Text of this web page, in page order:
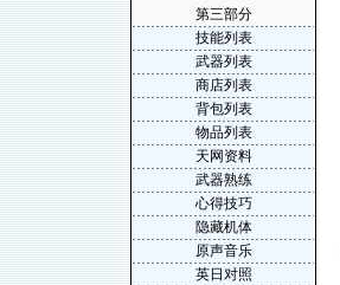
第三部分
技能列表
武器列表
商店列表
背包列表
物品列表
天网资料
武器熟练
心得技巧
隐藏机体
原声音乐
英日对照